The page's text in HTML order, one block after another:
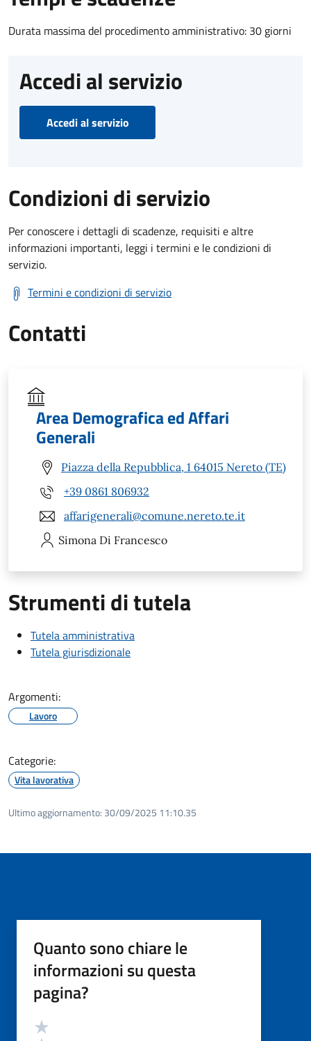
Durata massima del procedimento amministrativo: 30 giorni
Accedi al servizio
Accedi al servizio
Condizioni di servizio
Per conoscere i dettagli di scadenze, requisiti e altre
informazioni importanti, leggi i termini e le condizioni di
servizio.
Termini e condizioni di servizio
Contatti
Area Demografica ed Affari
Generali
Piazza della Repubblica, 1 64015 Nereto (TE)
+39 0861 806932
affarigenerali@comune.nereto.te.it
Simona Di Francesco
Strumenti di tutela
Tutela amministrativa
Tutela giurisdizionale
Argomenti:
Lavoro
Categorie:
Vita lavorativa
Ultimo aggiornamento: 30/09/2025 11:10.35
Quanto sono chiare le
informazioni su questa
pagina?
Valutazione